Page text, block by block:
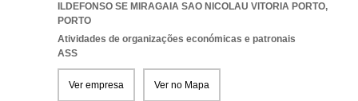
ILDEFONSO SE MIRAGAIA SAO NICOLAU VITORIA PORTO,
PORTO
Atividades de organizações económicas e patronais
ASS
Ver empresa Ver no Mapa